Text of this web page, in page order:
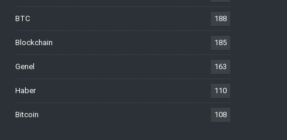
BTC 188
Blockchain 185
Genel 163
Haber 110
Bitcoin 108